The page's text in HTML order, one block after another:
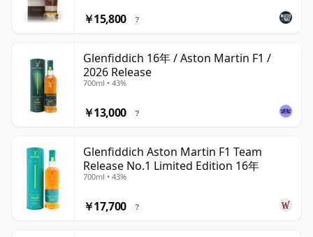
￥15,800 ?
Glenfiddich 16年 / Aston Martin F1 /
2026 Release
700ml • 43%
￥13,000 ?
Glenfiddich Aston Martin F1 Team
Release No.1 Limited Edition 16年
700ml • 43%
￥17,700 ?